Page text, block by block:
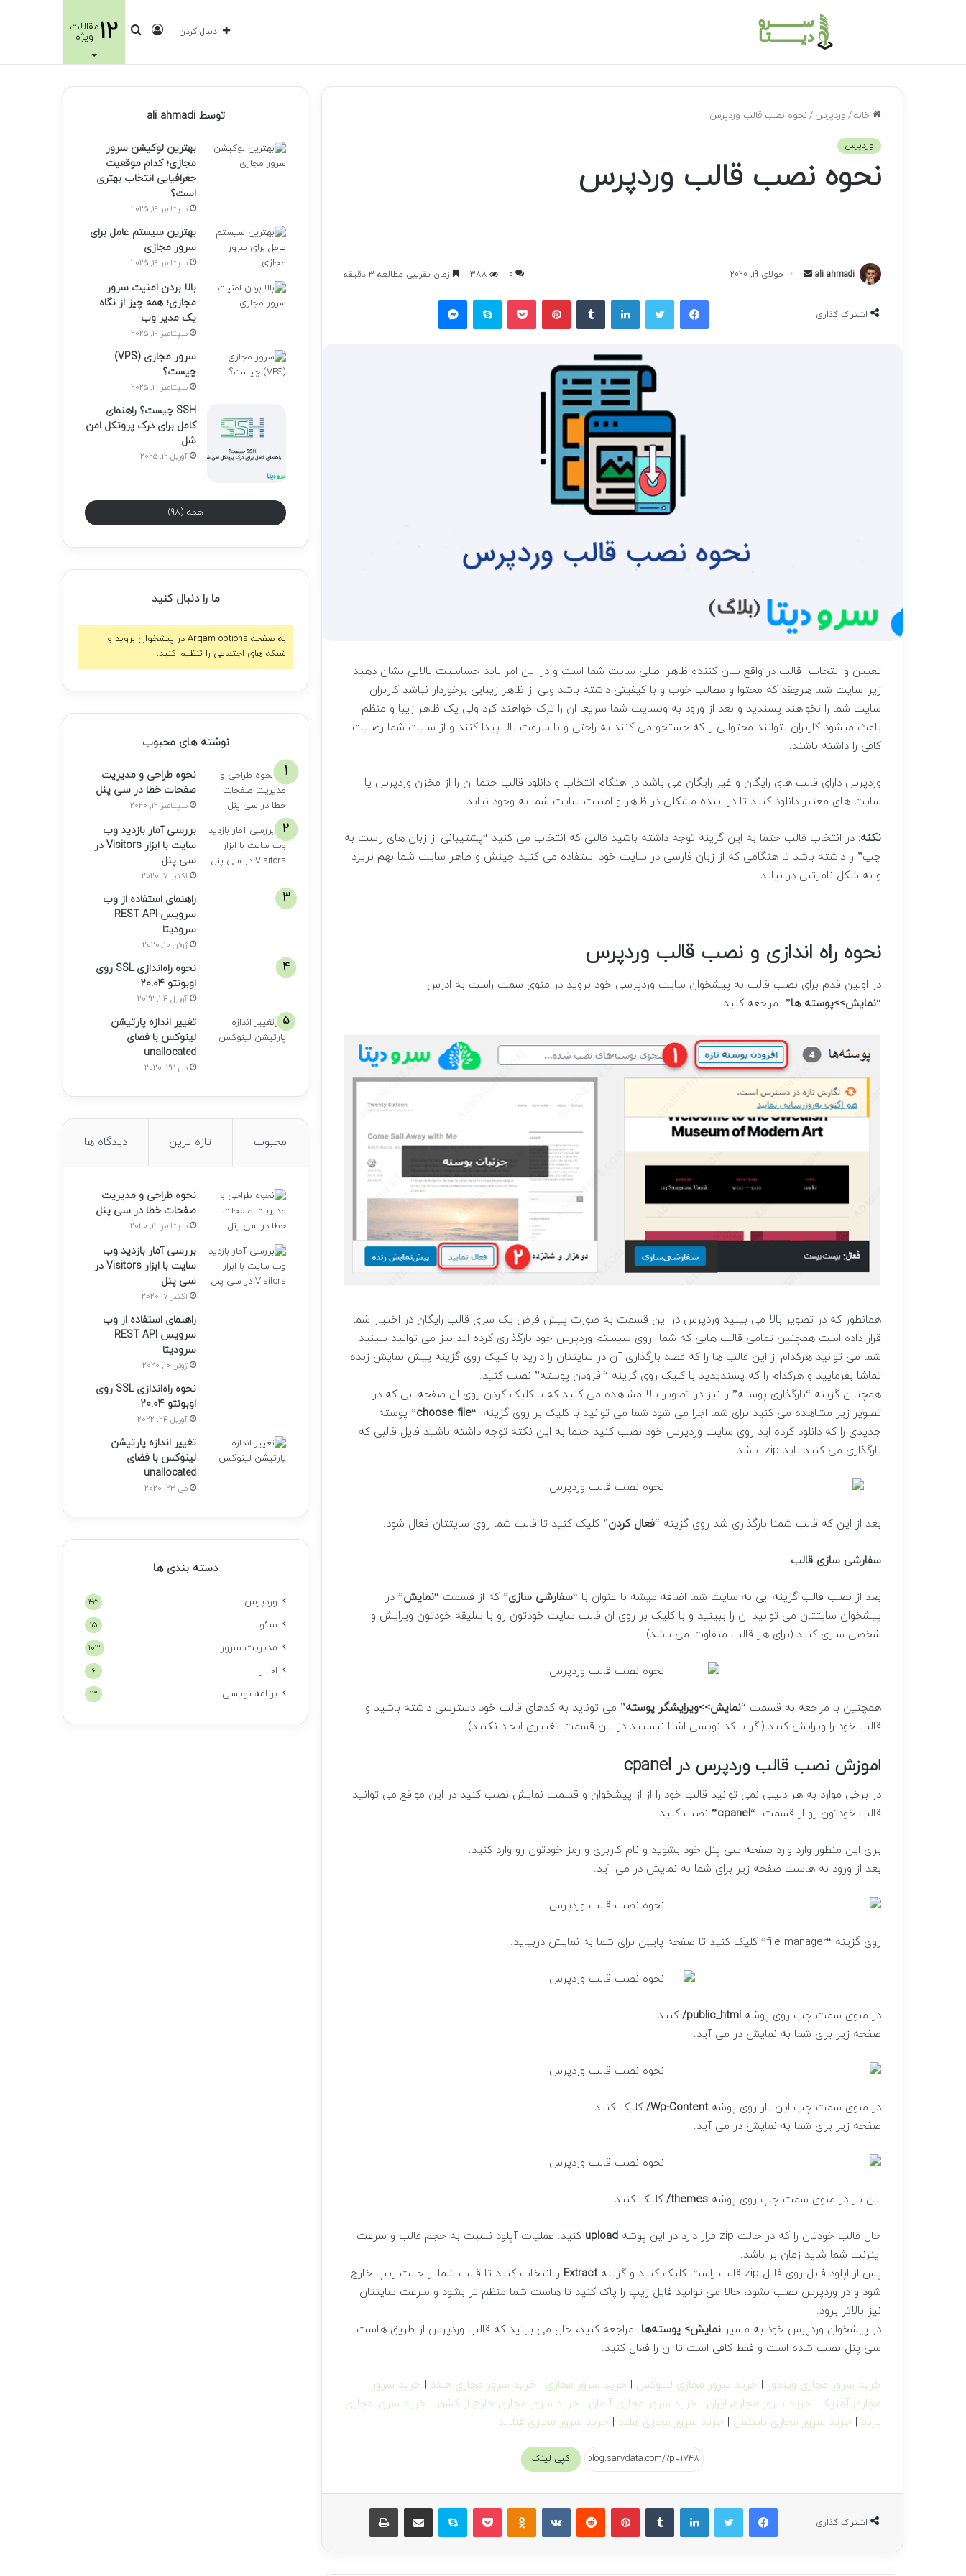
12مقالات
ویژهجستجو ورود دنبال کردن
خانه/ وردپرس / نحوه نصب قالب وردپرس
وردپرس
نحوه نصب قالب وردپرس
ali ahmadi جولای 19, 2020 0
388 زمان تقریبی مطالعه 3 دقیقه
اشتراک گذاری
فیسبوک لینکداین پینتریست پاکت اسکایپ
تعیین و انتخاب قالب در واقع بیان کننده ظاهر اصلی سایت شما است و در این امر باید حساسیت بالایی نشان دهید
زیرا سایت شما هرچقد که محتوا و مطالب خوب و با کیفیتی داشته باشد ولی از ظاهر زیبایی برخوردار نباشد کاربران
سایت شما را نخواهند پسندید و بعد از ورود به وبسایت شما سریعا ان را ترک خواهند کرد ولی یک ظاهر زیبا و منظم
باعث میشود کاربران بتوانند محتوایی را که جستجو می کنند به راحتی و با سرعت بالا پیدا کنند و از سایت شما رضایت
کافی را داشته باشند.
وردپرس دارای قالب های رایگان و غیر رایگان می باشد در هنگام انتخاب و دانلود قالب حتما ان را از مخزن وردپرس یا
سایت های معتبر دانلود کنید تا در اینده مشکلی در ظاهر و امنیت سایت شما به وجود نیاید.
نکنه: در انتخاب قالب حتما به این گزینه توجه داشته باشید قالبی که انتخاب می کنید “پشتیبانی از زبان های راست به
چپ” را داشته باشد تا هنگامی که از زبان فارسی در سایت خود استفاده می کنید چینش و ظاهر سایت شما بهم نریزد
و به شکل نامرتبی در نیاید.
نحوه راه اندازی و نصب قالب وردپرس
در اولین قدم برای نصب قالب به پیشخوان سایت وردپرسی خود بروید در منوی سمت راست به ادرس
“نمایش>>پوسته ها” مراجعه کنید.
همانطور که در تصویر بالا می بینید وردپرس در این قسمت به صورت پیش فرض یک سری قالب رایگان در اختیار شما
قرار داده است همچنین تمامی قالب هایی که شما روی سیستم وردپرس خود بارگذاری کرده اید نیز می توانید ببینید
شما می توانید هرکدام از این قالب ها را که قصد بارگذاری آن در سایتتان را دارید با کلیک روی گزینه پیش نمایش زنده
تماشا بفرمایید و هرکدام را که پسندیدید با کلیک روی گزینه “افزودن پوسته” نصب کنید.
همچنین گزینه “بارگذاری پوسته” را نیز در تصویر بالا مشاهده می کنید که با کلیک کردن روی ان صفحه ایی که در
تصویر زیر مشاهده می کنید برای شما اجرا می شود شما می توانید با کلیک بر روی گزینه “choose file” پوسته
جدیدی را که دانلود کرده اید روی سایت وردپرس خود نصب کنید حتما به این نکته توجه داشته باشید فایل قالبی که
بارگذاری می کنید باید zip. باشد.
بعد از این که قالب شمنا بارگذاری شد روی گزینه “فعال کردن” کلیک کنید تا قالب شما روی سایتتان فعال شود.
سفارشی سازی قالب
بعد از نصب قالب گزینه ایی به سایت شما اضافه میشه با عنوان با “سفارشی سازی” که از قسمت “نمایش” در
پیشخوان سایتتان می توانید ان را ببینید و با کلیک بر روی ان قالب سایت خودتون رو با سلیقه خودتون ویرایش و
شخصی سازی کنید.(برای هر قالب متفاوت می باشد)
همچنین با مراجعه به قسمت “نمایش>>ویرایشگر پوسته” می توناید به کدهای قالب خود دسترسی داشته باشید و
قالب خود را ویرایش کنید.(اگر با کد نویسی اشنا نیستید در این قسمت تغییری ایجاد نکنید)
اموزش نصب قالب وردپرس در cpanel
در برخی موارد به هر دلیلی نمی توانید قالب خود را از از پیشخوان و قسمت نمایش نصب کنید در این مواقع می توانید
قالب خودتون رو از قسمت “cpanel” نصب کنید.
برای این منظور وارد وارد صفحه سی پنل خود بشوید و نام کاربری و رمز خودتون رو وارد کنید.
بعد از ورود به هاست صفحه زیر برای شما به نمایش در می آید.
روی گزینه “file manager” کلیک کنید تا صفحه پایین برای شما به نمایش دربیاید.
در منوی سمت چپ روی پوشه public_html/ کنید.
صفحه زیر برای شما به نمایش در می آید.
در منوی سمت چپ این بار روی پوشهWp-Content/ کلیک کنید.
صفحه زیر برای شما به نمایش در می آید.
این بار در منوی سمت چپ روی پوشه themes/ کلیک کنید.
حال قالب خودتان را که در حالت zip قرار دارد در این پوشه upload کنید. عملیات آپلود نسبت به حجم قالب و سرعت
اینرنت شما شاید زمان بر باشد.
پس از اپلود فایل روی فایل zip قالب راست کلیک کنید و گزینه
Extract را انتخاب کنید تا قالب شما از حالت زیپ خارج
شود و در وردپرس نصب بشود، حالا می توانید فایل زیپ را پاک کنید تا هاست شما منظم تر بشود و سرعت سایتتان
نیز بالاتر برود.
در پیشخوان وردپرس خود به مسیر نمایش> پوسته‌ها مراجعه کنید، حال می بینید که قالب وردپرس از طریق هاست
سی پنل نصب شده است و فقط کافی است تا ان را فعال کنید.
خرید سرور مجازی ویندوز | خرید سرور مجازی لینوکس | خرید سرور مجازی | خرید سرور مجازی هلند | خرید سرور
مجازی آمریکا | خرید سرور مجازی ایران | خرید سرور مجازی آلمان | خرید سرور مجازی خارج از کشور | خرید سرور مجازی
ترید | خرید سرور مجازی بایننس | خرید سرور مجازی هلند | خرید سرور مجازی فنلاند
کپی لینک
اشتراک گذاری
فیسبوک لینکداین پینتریست پاکت اسکایپ
توسط ali ahmadi
بهترین لوکیشن سرور
مجازی؛ کدام موقعیت
جغرافیایی انتخاب بهتری
است؟
سپتامبر 19, 2025
بهترین سیستم عامل برای
سرور مجازی
سپتامبر 19, 2025
بالا بردن امنیت سرور
مجازی؛ همه چیز از نگاه
یک مدیر وب
سپتامبر 19, 2025
سرور مجازی (VPS)
چیست؟
سپتامبر 19, 2025
SSH چیست؟ راهنمای
کامل برای درک پروتکل امن
شل
آوریل 12, 2025
همه (98)
ما را دنبال کنید
به صفحه Arqam options در پیشخوان بروید و
شبکه های اجتماعی را تنظیم کنید.
نوشته های محبوب
نحوه طراحی و مدیریت
صفحات خطا در سی پنل
سپتامبر 12, 2020
بررسی آمار بازدید وب
سایت با ابزار Visitors در
سی پنل
اکتبر 7, 2020
راهنمای استفاده از وب
سرویس REST API
سرودیتا
ژوئن 10, 2020
نحوه راه‌اندازی SSL روی
اوبونتو 20.04
آوریل 24, 2022
تغییر اندازه پارتیشن
لینوکس با فضای
unallocated
می 23, 2020
محبوب تازه ترین دیدگاه ها
نحوه طراحی و مدیریت
صفحات خطا در سی پنل
سپتامبر 12, 2020
بررسی آمار بازدید وب
سایت با ابزار Visitors در
سی پنل
اکتبر 7, 2020
راهنمای استفاده از وب
سرویس REST API
سرودیتا
ژوئن 10, 2020
نحوه راه‌اندازی SSL روی
اوبونتو 20.04
آوریل 24, 2022
تغییر اندازه پارتیشن
لینوکس با فضای
unallocated
می 23, 2020
دسته بندی ها
وردپرس 45
سئو 15
مدیریت سرور 103
اخبار 6
برنامه نویسی 13